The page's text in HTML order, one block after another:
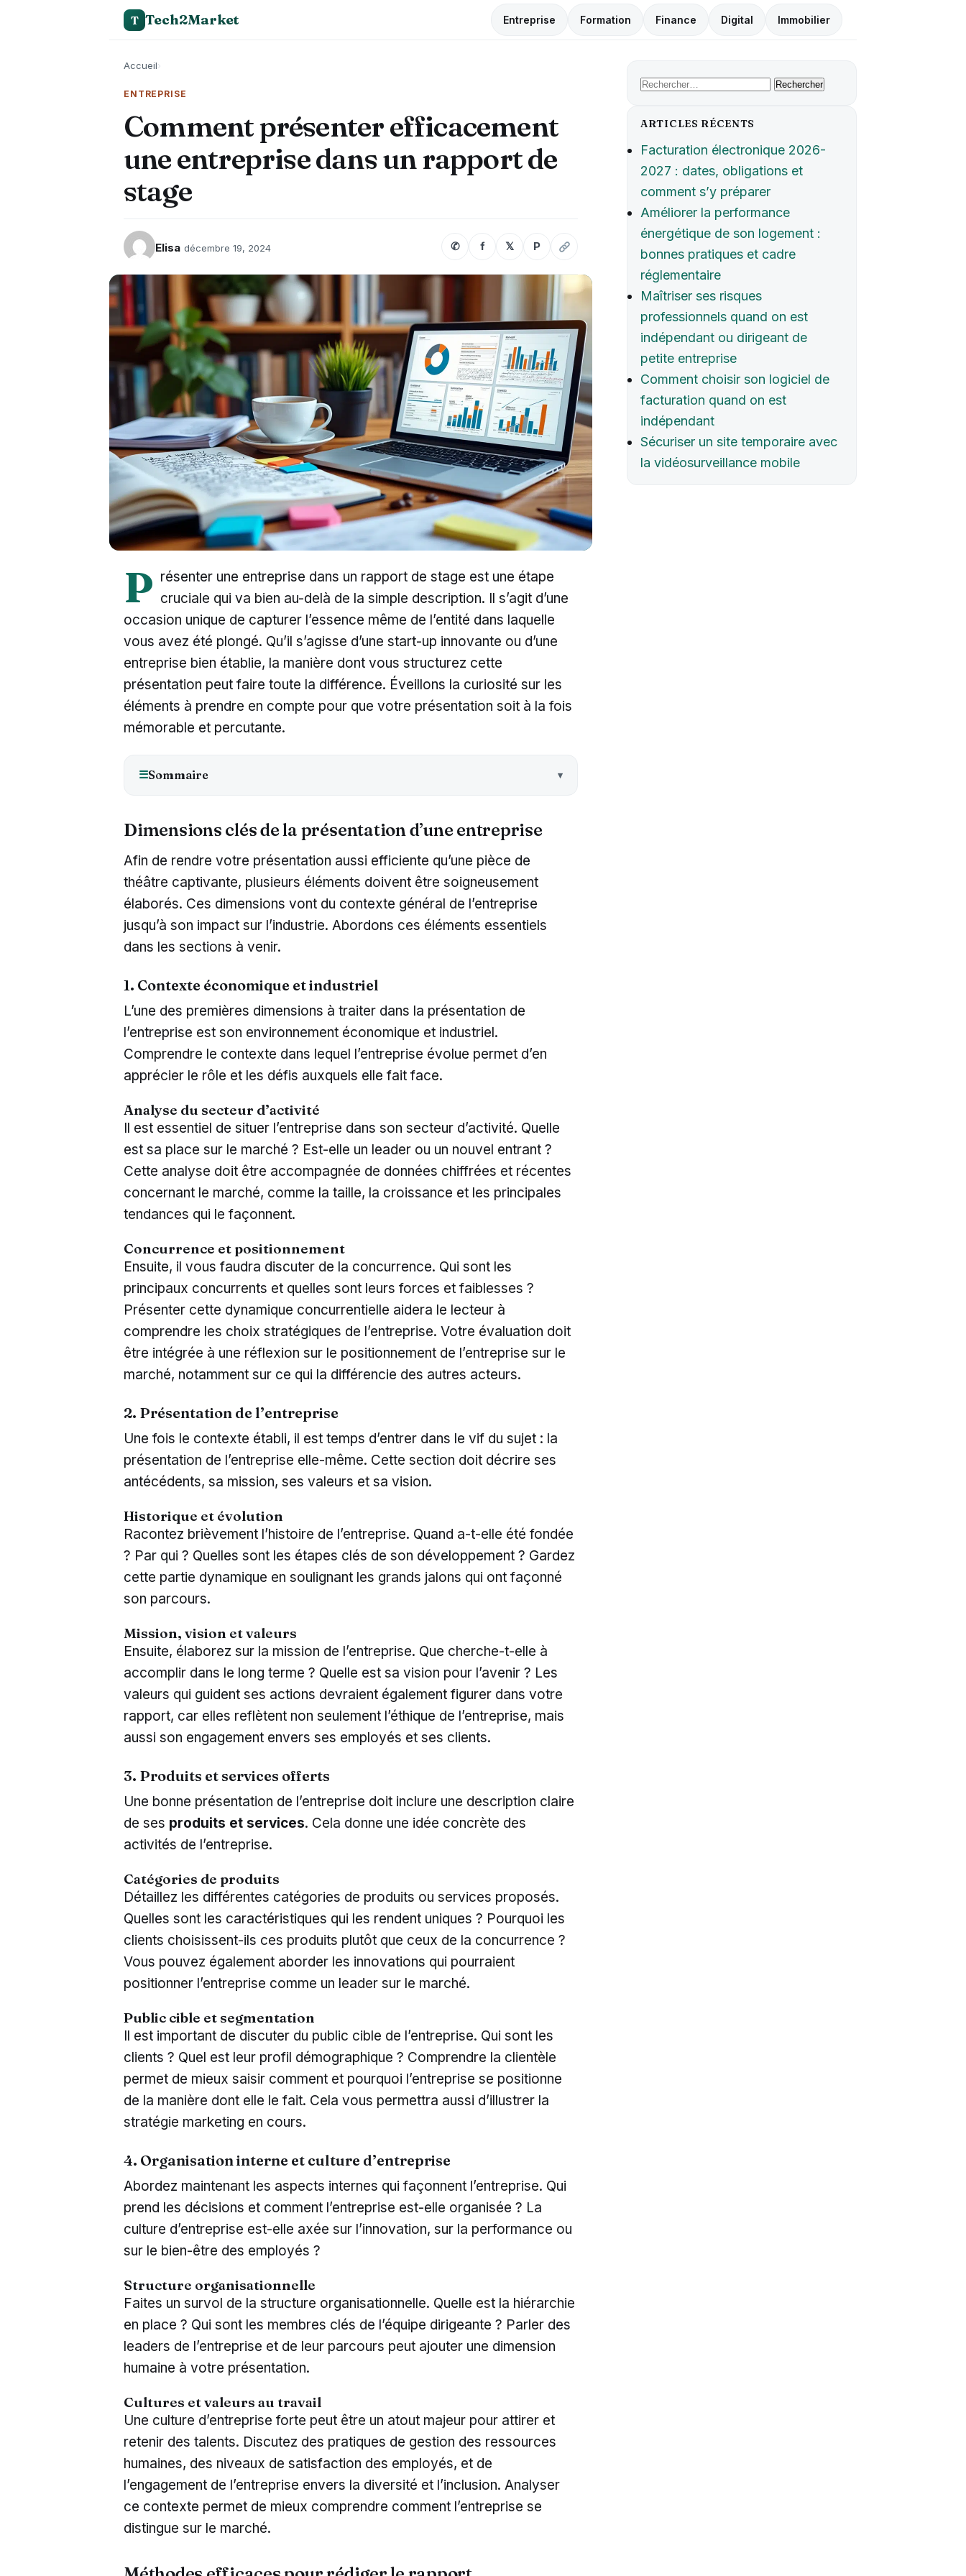
T Tech2Market Entreprise Formation Finance Digital Immobilier
Accueil›
ENTREPRISE
Comment présenter efficacement
une entreprise dans un rapport de
stage
Elisa décembre 19, 2024 ✆ f 𝕏 P
P résenter une entreprise dans un rapport de stage est une étape
cruciale qui va bien au-delà de la simple description. Il s’agit d’une
occasion unique de capturer l’essence même de l’entité dans laquelle
vous avez été plongé. Qu’il s’agisse d’une start-up innovante ou d’une
entreprise bien établie, la manière dont vous structurez cette
présentation peut faire toute la différence. Éveillons la curiosité sur les
éléments à prendre en compte pour que votre présentation soit à la fois
mémorable et percutante.
☰Sommaire
Dimensions clés de la présentation d’une entreprise
Afin de rendre votre présentation aussi efficiente qu’une pièce de
théâtre captivante, plusieurs éléments doivent être soigneusement
élaborés. Ces dimensions vont du contexte général de l’entreprise
jusqu’à son impact sur l’industrie. Abordons ces éléments essentiels
dans les sections à venir.
1. Contexte économique et industriel
L’une des premières dimensions à traiter dans la présentation de
l’entreprise est son environnement économique et industriel.
Comprendre le contexte dans lequel l’entreprise évolue permet d’en
apprécier le rôle et les défis auxquels elle fait face.
Analyse du secteur d’activité
Il est essentiel de situer l’entreprise dans son secteur d’activité. Quelle
est sa place sur le marché ? Est-elle un leader ou un nouvel entrant ?
Cette analyse doit être accompagnée de données chiffrées et récentes
concernant le marché, comme la taille, la croissance et les principales
tendances qui le façonnent.
Concurrence et positionnement
Ensuite, il vous faudra discuter de la concurrence. Qui sont les
principaux concurrents et quelles sont leurs forces et faiblesses ?
Présenter cette dynamique concurrentielle aidera le lecteur à
comprendre les choix stratégiques de l’entreprise. Votre évaluation doit
être intégrée à une réflexion sur le positionnement de l’entreprise sur le
marché, notamment sur ce qui la différencie des autres acteurs.
2. Présentation de l’entreprise
Une fois le contexte établi, il est temps d’entrer dans le vif du sujet : la
présentation de l’entreprise elle-même. Cette section doit décrire ses
antécédents, sa mission, ses valeurs et sa vision.
Historique et évolution
Racontez brièvement l’histoire de l’entreprise. Quand a-t-elle été fondée
? Par qui ? Quelles sont les étapes clés de son développement ? Gardez
cette partie dynamique en soulignant les grands jalons qui ont façonné
son parcours.
Mission, vision et valeurs
Ensuite, élaborez sur la mission de l’entreprise. Que cherche-t-elle à
accomplir dans le long terme ? Quelle est sa vision pour l’avenir ? Les
valeurs qui guident ses actions devraient également figurer dans votre
rapport, car elles reflètent non seulement l’éthique de l’entreprise, mais
aussi son engagement envers ses employés et ses clients.
3. Produits et services offerts
Une bonne présentation de l’entreprise doit inclure une description claire
de ses produits et services. Cela donne une idée concrète des
activités de l’entreprise.
Catégories de produits
Détaillez les différentes catégories de produits ou services proposés.
Quelles sont les caractéristiques qui les rendent uniques ? Pourquoi les
clients choisissent-ils ces produits plutôt que ceux de la concurrence ?
Vous pouvez également aborder les innovations qui pourraient
positionner l’entreprise comme un leader sur le marché.
Public cible et segmentation
Il est important de discuter du public cible de l’entreprise. Qui sont les
clients ? Quel est leur profil démographique ? Comprendre la clientèle
permet de mieux saisir comment et pourquoi l’entreprise se positionne
de la manière dont elle le fait. Cela vous permettra aussi d’illustrer la
stratégie marketing en cours.
4. Organisation interne et culture d’entreprise
Abordez maintenant les aspects internes qui façonnent l’entreprise. Qui
prend les décisions et comment l’entreprise est-elle organisée ? La
culture d’entreprise est-elle axée sur l’innovation, sur la performance ou
sur le bien-être des employés ?
Structure organisationnelle
Faites un survol de la structure organisationnelle. Quelle est la hiérarchie
en place ? Qui sont les membres clés de l’équipe dirigeante ? Parler des
leaders de l’entreprise et de leur parcours peut ajouter une dimension
humaine à votre présentation.
Cultures et valeurs au travail
Une culture d’entreprise forte peut être un atout majeur pour attirer et
retenir des talents. Discutez des pratiques de gestion des ressources
humaines, des niveaux de satisfaction des employés, et de
l’engagement de l’entreprise envers la diversité et l’inclusion. Analyser
ce contexte permet de mieux comprendre comment l’entreprise se
distingue sur le marché.
Rechercher :
ARTICLES RÉCENTS
Facturation électronique 2026-
2027 : dates, obligations et
comment s’y préparer
Améliorer la performance
énergétique de son logement :
bonnes pratiques et cadre
réglementaire
Maîtriser ses risques
professionnels quand on est
indépendant ou dirigeant de
petite entreprise
Comment choisir son logiciel de
facturation quand on est
indépendant
Sécuriser un site temporaire avec
la vidéosurveillance mobile